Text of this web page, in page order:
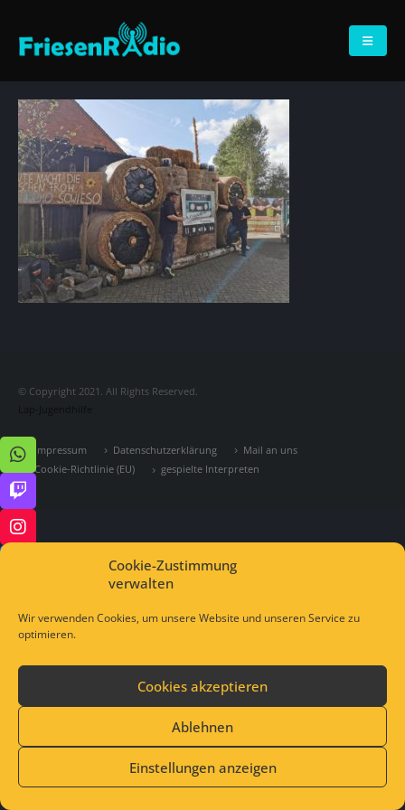
Cookie-Zustimmung
verwalten
Wir verwenden Cookies, um unsere Website und unseren Service zu
optimieren.
Cookies akzeptieren
Ablehnen
Einstellungen anzeigen
© Copyright 2021. All Rights Reserved.
Lap-Jugendhilfe
Impressum Datenschutzerklärung
Mail an uns
Cookie-Richtlinie (EU)
gespielte Interpreten